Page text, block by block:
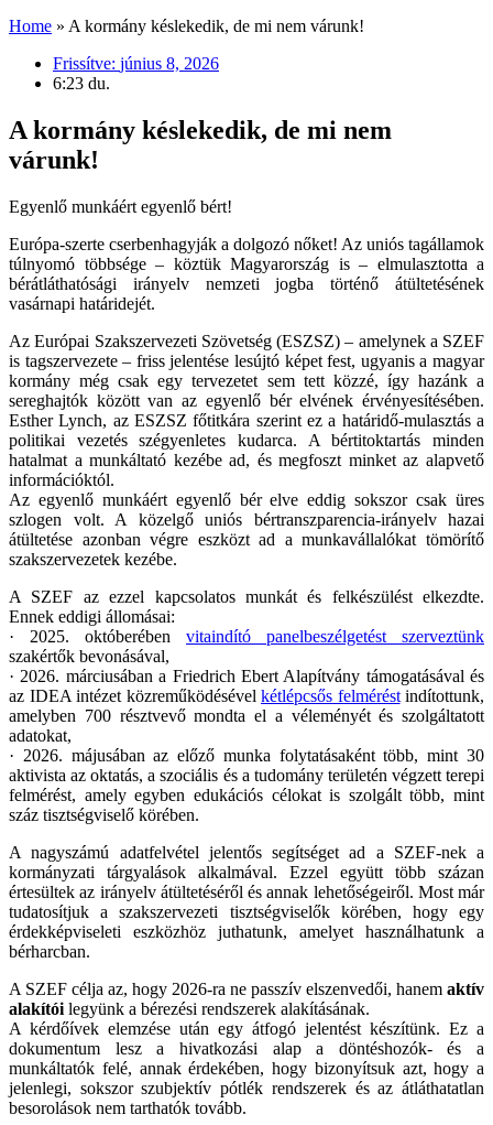
Home » A kormány késlekedik, de mi nem várunk!
Frissítve: június 8, 2026
6:23 du.
A kormány késlekedik, de mi nem
várunk!
Egyenlő munkáért egyenlő bért!
Európa-szerte cserbenhagyják a dolgozó nőket! Az uniós tagállamok
túlnyomó többsége – köztük Magyarország is – elmulasztotta a
bérátláthatósági irányelv nemzeti jogba történő átültetésének
vasárnapi határidejét.
Az Európai Szakszervezeti Szövetség (ESZSZ) – amelynek a SZEF
is tagszervezete – friss jelentése lesújtó képet fest, ugyanis a magyar
kormány még csak egy tervezetet sem tett közzé, így hazánk a
sereghajtók között van az egyenlő bér elvének érvényesítésében.
Esther Lynch, az ESZSZ főtitkára szerint ez a határidő-mulasztás a
politikai vezetés szégyenletes kudarca. A bértitoktartás minden
hatalmat a munkáltató kezébe ad, és megfoszt minket az alapvető
információktól.
Az egyenlő munkáért egyenlő bér elve eddig sokszor csak üres
szlogen volt. A közelgő uniós bértranszparencia-irányelv hazai
átültetése azonban végre eszközt ad a munkavállalókat tömörítő
szakszervezetek kezébe.
A SZEF az ezzel kapcsolatos munkát és felkészülést elkezdte.
Ennek eddigi állomásai:
· 2025. októberében vitaindító panelbeszélgetést szerveztünk
szakértők bevonásával,
· 2026. márciusában a Friedrich Ebert Alapítvány támogatásával és
az IDEA intézet közreműködésével kétlépcsős felméréstindítottunk,
amelyben 700 résztvevő mondta el a véleményét és szolgáltatott
adatokat,
· 2026. májusában az előző munka folytatásaként több, mint 30
aktivista az oktatás, a szociális és a tudomány területén végzett terepi
felmérést, amely egyben edukációs célokat is szolgált több, mint
száz tisztségviselő körében.
A nagyszámú adatfelvétel jelentős segítséget ad a SZEF-nek a
kormányzati tárgyalások alkalmával. Ezzel együtt több százan
értesültek az irányelv átültetéséről és annak lehetőségeiről. Most már
tudatosítjuk a szakszervezeti tisztségviselők körében, hogy egy
érdekképviseleti eszközhöz juthatunk, amelyet használhatunk a
bérharcban.
A SZEF célja az, hogy 2026-ra ne passzív elszenvedői, hanem aktív
alakítói legyünk a bérezési rendszerek alakításának.
A kérdőívek elemzése után egy átfogó jelentést készítünk. Ez a
dokumentum lesz a hivatkozási alap a döntéshozók- és a
munkáltatók felé, annak érdekében, hogy bizonyítsuk azt, hogy a
jelenlegi, sokszor szubjektív pótlék rendszerek és az átláthatatlan
besorolások nem tarthatók tovább.